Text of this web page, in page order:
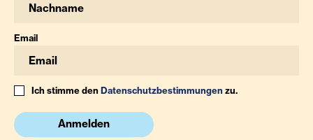
Email
Ich stimme denDatenschutzbestimmungenzu.
Anmelden